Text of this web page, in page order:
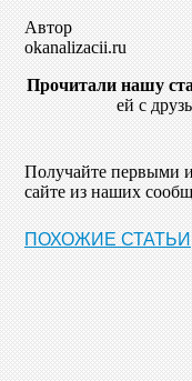
Автор
okanalizacii.ru
Прочитали нашу
ей с
Получайте первыми
сайте из наших
ПОХОЖИЕ СТАТЬИ